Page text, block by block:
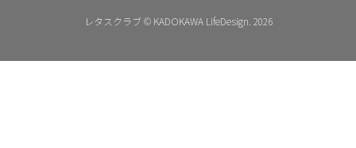
レタスクラブ © KADOKAWA LifeDesign. 2026